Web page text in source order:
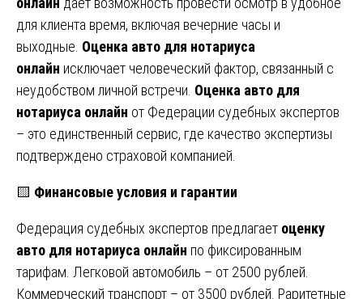
для клиента время, включая вечерние часы и
выходные. Оценка авто для нотариуса
онлайн исключает человеческий фактор, связанный с
неудобством личной встречи. Оценка авто для
нотариуса онлайн от Федерации судебных экспертов
– это единственный сервис, где качество экспертизы
подтверждено страховой компанией.
🟨 Финансовые условия и гарантии
Федерация судебных экспертов предлагает оценку
авто для нотариуса онлайн по фиксированным
тарифам. Легковой автомобиль – от 2500 рублей.
Коммерческий транспорт – от 3500 рублей. Раритетные